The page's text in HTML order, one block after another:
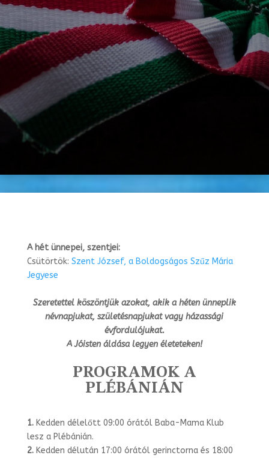
A hét ünnepei, szentjei:
Csütörtök: Szent József, a Boldogságos Szűz Mária
Jegyese
Szeretettel köszöntjük azokat, akik a héten ünneplik
névnapjukat, születésnapjukat vagy házassági
évfordulójukat.
A Jóisten áldása legyen életeteken!
PROGRAMOK A
PLÉBÁNIÁN
1.Kedden délelőtt 09:00 órától Baba-Mama Klub
lesz a Plébánián.
2.Kedden délután 17:00 órától gerinctorna és 18:00